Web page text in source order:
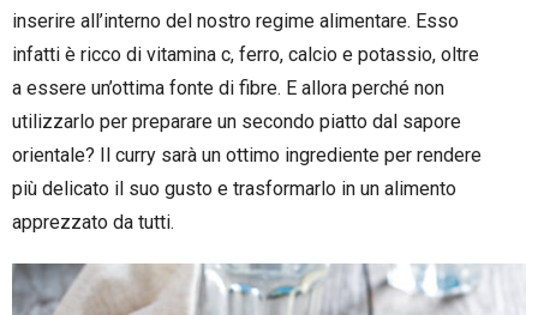
inserire all’interno del nostro regime alimentare. Esso
infatti è ricco di vitamina c, ferro, calcio e potassio, oltre
a essere un’ottima fonte di fibre. E allora perché non
utilizzarlo per preparare un secondo piatto dal sapore
orientale? Il curry sarà un ottimo ingrediente per rendere
più delicato il suo gusto e trasformarlo in un alimento
apprezzato da tutti.